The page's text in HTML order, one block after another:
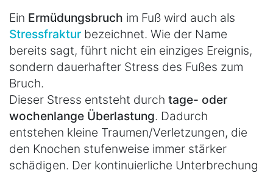
Ein Ermüdungsbruch im Fuß wird auch als
Stressfraktur bezeichnet. Wie der Name
bereits sagt, führt nicht ein einziges Ereignis,
sondern dauerhafter Stress des Fußes zum
Bruch.
Dieser Stress entsteht durch tage- oder
wochenlange Überlastung. Dadurch
entstehen kleine Traumen/Verletzungen, die
den Knochen stufenweise immer stärker
schädigen. Der kontinuierliche Unterbrechung